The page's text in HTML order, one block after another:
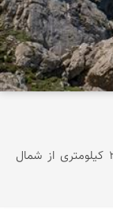
اوپرت مرز بیابان و آبان در فاصله مستقیم ۳۵ کیلومتری از شمال